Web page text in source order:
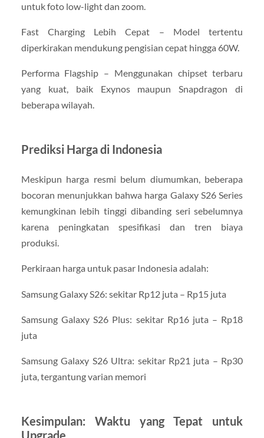
untuk foto low-light dan zoom.
Fast Charging Lebih Cepat – Model tertentu
diperkirakan mendukung pengisian cepat hingga 60W.
Performa Flagship – Menggunakan chipset terbaru
yang kuat, baik Exynos maupun Snapdragon di
beberapa wilayah.
Prediksi Harga di Indonesia
Meskipun harga resmi belum diumumkan, beberapa
bocoran menunjukkan bahwa harga Galaxy S26 Series
kemungkinan lebih tinggi dibanding seri sebelumnya
karena peningkatan spesifikasi dan tren biaya
produksi.
Perkiraan harga untuk pasar Indonesia adalah:
Samsung Galaxy S26: sekitar Rp12 juta – Rp15 juta
Samsung Galaxy S26 Plus: sekitar Rp16 juta – Rp18
juta
Samsung Galaxy S26 Ultra: sekitar Rp21 juta – Rp30
juta, tergantung varian memori
Kesimpulan: Waktu yang Tepat untuk
Upgrade